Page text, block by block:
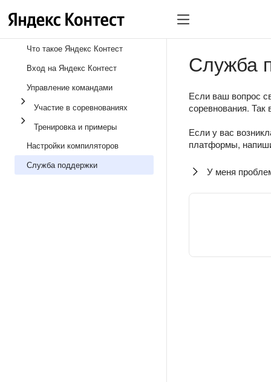
Что такое Яндекс Контест
Вход на Яндекс Контест
Управление командами
Участие в соревнованиях
Тренировка и примеры
Настройки компиляторов
Служба поддержки
Служба
Если ваш вопрос
соревнования. Так
Если у вас
платформы,
У меня